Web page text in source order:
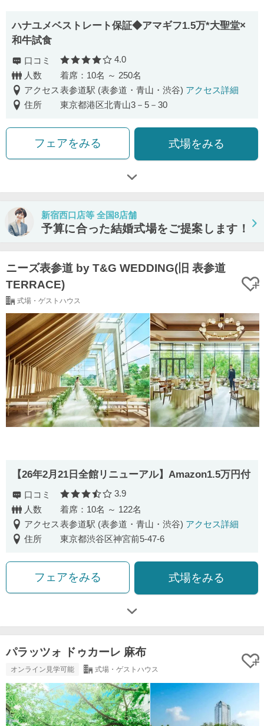
ハナユメベストレート保証◆アマギフ1.5万*大聖堂×
和牛試食
口コミ 口コミ評価
4.0
人数
着席：10名 ～ 250名
アクセス表参道駅 (表参道・青山・渋谷) アクセス詳細
住所
東京都港区北青山3－5－30
フェアをみる 式場をみる
新宿西口店等 全国8店舗
予算に合った結婚式場をご提案します！
ニーズ表参道 by T&G WEDDING(旧 表参道
TERRACE)
式場・ゲストハウス
【26年2月21日全館リニューアル】Amazon1.5万円付
口コミ 口コミ評価
3.9
人数
着席：10名 ～ 122名
アクセス表参道駅 (表参道・青山・渋谷) アクセス詳細
住所
東京都渋谷区神宮前5-47-6
フェアをみる 式場をみる
パラッツォ ドゥカーレ 麻布
オンライン見学可能 式場・ゲストハウス